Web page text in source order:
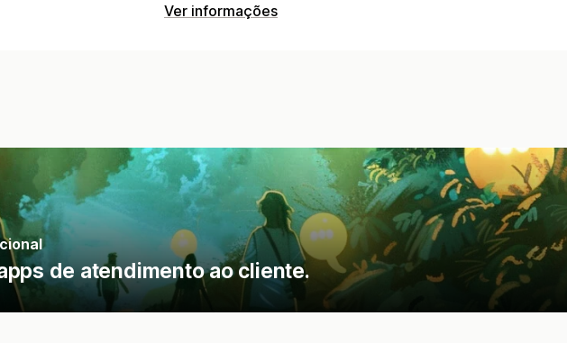
Ver informações
de atendimento ao cliente.